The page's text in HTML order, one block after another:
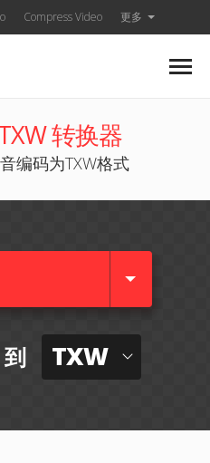
Compress Video 更多
转换器
编码为TXW格式
到 TXW